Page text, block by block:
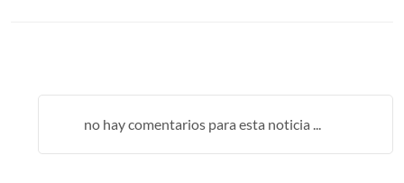
no hay comentarios para esta noticia ...